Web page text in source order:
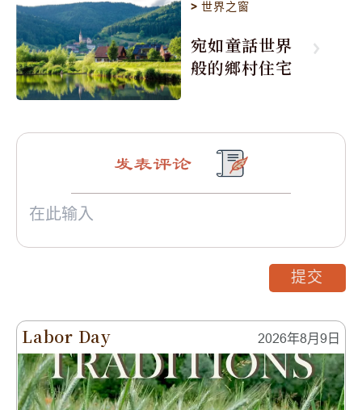
>世界之窗
宛如童話世界
般的鄉村住宅
Labor Day 2026年8月9日
发表评论
提交